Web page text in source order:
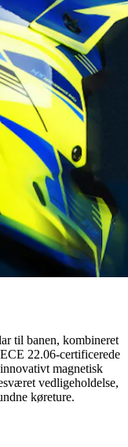
til banen, kombineret
22.06-certificerede
magnetisk
vedligeholdelse,
køreture.